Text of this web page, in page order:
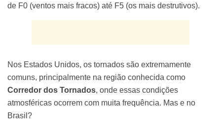
de F0 (ventos mais fracos) até F5 (os mais destrutivos).
Nos Estados Unidos, os tornados são extremamente
comuns, principalmente na região conhecida como
Corredor dos Tornados, onde essas condições
atmosféricas ocorrem com muita frequência. Mas e no
Brasil?